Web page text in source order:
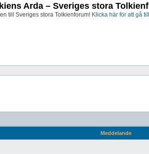
Arda – Sveriges stora
till Sveriges stora Tolkienforum! Klicka här för att gå
Meddelande